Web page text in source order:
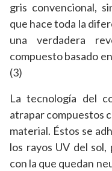
gris convencional,
que hace toda la
una verdadera
compuesto basado
(3)
La tecnología del
atrapar compuestos
material. Éstos se
los rayos UV del
con la que quedan